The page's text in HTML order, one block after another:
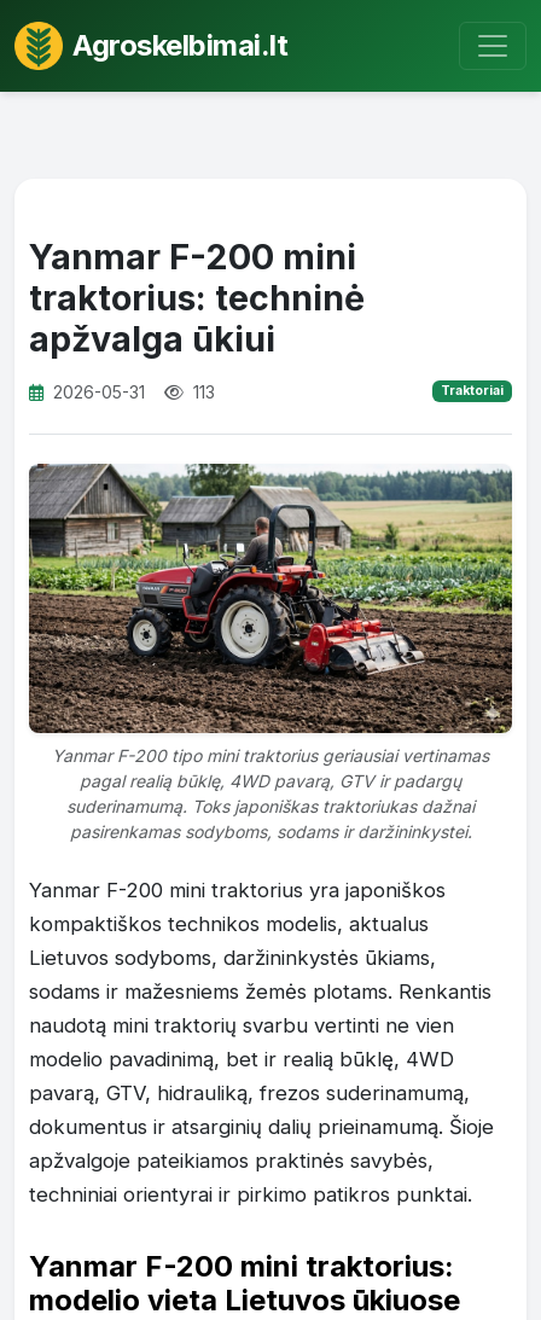
Agroskelbimai.lt
Yanmar F-200 mini
traktorius: techninė
apžvalga ūkiui
2026-05-31 113 Traktoriai
Yanmar F-200 tipo mini traktorius geriausiai vertinamas
pagal realią būklę, 4WD pavarą, GTV ir padargų
suderinamumą. Toks japoniškas traktoriukas dažnai
pasirenkamas sodyboms, sodams ir daržininkystei.
Yanmar F-200 mini traktorius yra japoniškos
kompaktiškos technikos modelis, aktualus
Lietuvos sodyboms, daržininkystės ūkiams,
sodams ir mažesniems žemės plotams. Renkantis
naudotą mini traktorių svarbu vertinti ne vien
modelio pavadinimą, bet ir realią būklę, 4WD
pavarą, GTV, hidrauliką, frezos suderinamumą,
dokumentus ir atsarginių dalių prieinamumą. Šioje
apžvalgoje pateikiamos praktinės savybės,
techniniai orientyrai ir pirkimo patikros punktai.
Yanmar F-200 mini traktorius:
modelio vieta Lietuvos ūkiuose